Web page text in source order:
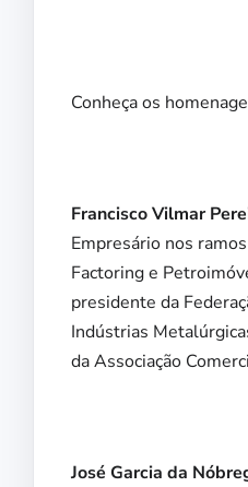
Conheça os
Francisco Vilmar
Empresário nos
Factoring e
presidente da
Indústrias
da Associação
José Garcia da